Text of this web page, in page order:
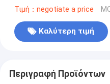
Τιμή：negotiate a price
Καλύτερη τιμή
Περιγραφή Προϊόντων